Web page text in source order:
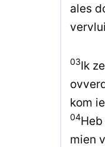
ales
03Ik
kom
04
mien